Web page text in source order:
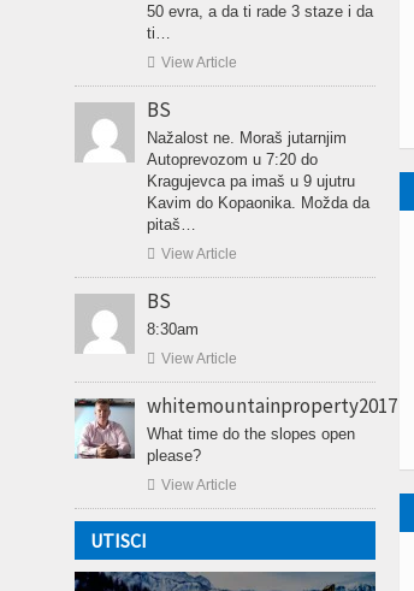
50 evra, a da ti rade 3 staze i da
ti…
 View Article
BS
Nažalost ne. Moraš jutarnjim
Autoprevozom u 7:20 do
Kragujevca pa imaš u 9 ujutru
Kavim do Kopaonika. Možda da
pitaš…
 View Article
BS
8:30am
 View Article
whitemountainproperty2017
What time do the slopes open
please?
 View Article
UTISCI